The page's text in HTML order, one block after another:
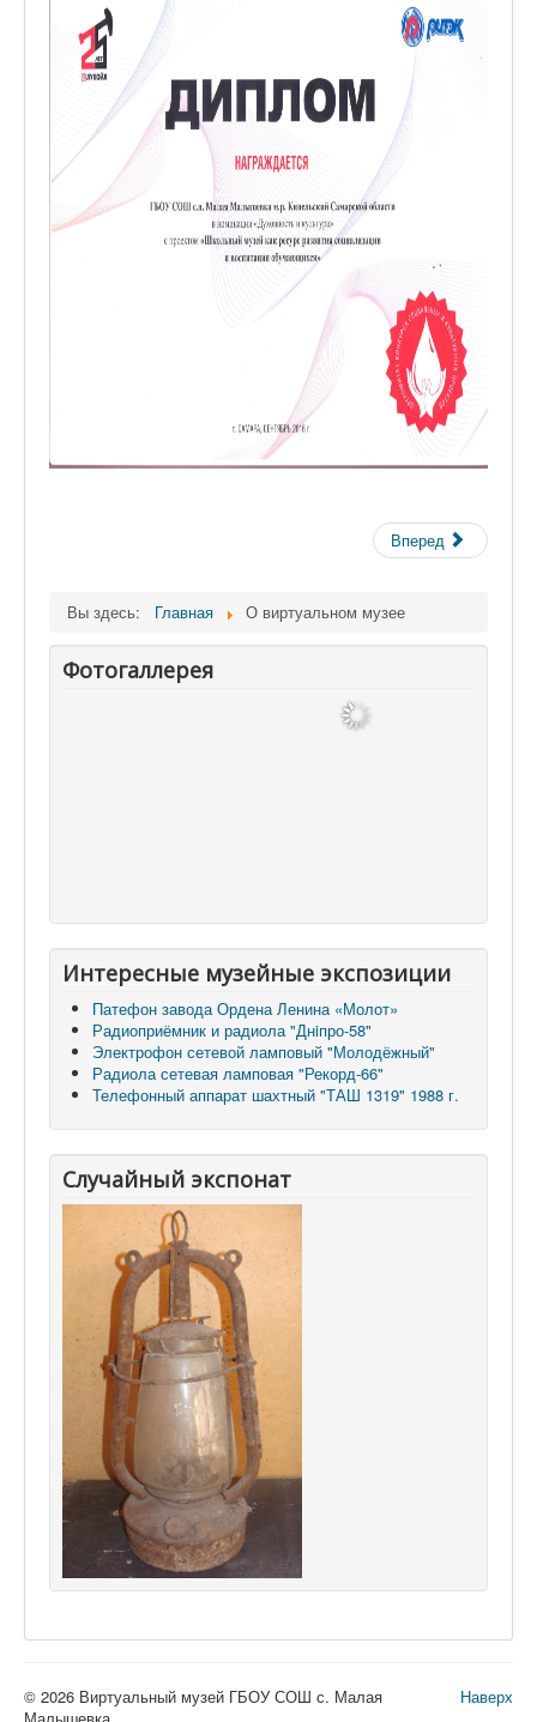
Вперед
Вы здесь: Главная О виртуальном музее
Фотогаллерея
Интересные музейные экспозиции
Патефон завода Ордена Ленина «Молот»
Радиоприёмник и радиола "Днiпро-58"
Электрофон сетевой ламповый "Молодёжный"
Радиола сетевая ламповая "Рекорд-66"
Телефонный аппарат шахтный "ТАШ 1319" 1988 г.
Случайный экспонат
Наверх
© 2026 Виртуальный музей ГБОУ СОШ с. Малая